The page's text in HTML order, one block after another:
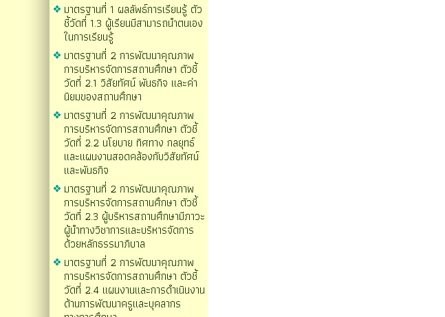
มาตรฐานที่ 1 ผลลัพธ์การเรียนรู้ ตัว
ชี้วัดที่ 1.3 ผู้เรียนมีสามารถนำตนเอง
ในการเรียนรู้
มาตรฐานที่ 2 การพัฒนาคุณภาพ
การบริหารจัดการสถานศึกษา ตัวชี้
วัดที่ 2.1 วิสัยทัศน์ พันธกิจ และค่า
นิยมของสถานศึกษา
มาตรฐานที่ 2 การพัฒนาคุณภาพ
การบริหารจัดการสถานศึกษา ตัวชี้
วัดที่ 2.2 นโยบาย ทิศทาง กลยุทธ์
และแผนงานสอดคล้องกับวิสัยทัศน์
และพันธกิจ
มาตรฐานที่ 2 การพัฒนาคุณภาพ
การบริหารจัดการสถานศึกษา ตัวชี้
วัดที่ 2.3 ผู้บริหารสถานศึกษามีภาวะ
ผู้นำทางวิชาการและบริหารจัดการ
ด้วยหลักธรรมาภิบาล
มาตรฐานที่ 2 การพัฒนาคุณภาพ
การบริหารจัดการสถานศึกษา ตัวชี้
วัดที่ 2.4 แผนงานและการดำเนินงาน
ด้านการพัฒนาครูและบุคลากร